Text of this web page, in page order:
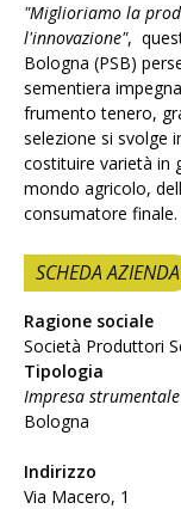
"Miglioriamo la
l'innovazione",
Bologna (PSB)
sementiera
frumento tenero,
selezione si svolge
costituire varietà in
mondo agricolo,
consumatore finale.
SCHEDA AZIENDA
Ragione sociale
Società Produttori
Tipologia
Impresa strumentale
Bologna
Indirizzo
Via Macero, 1